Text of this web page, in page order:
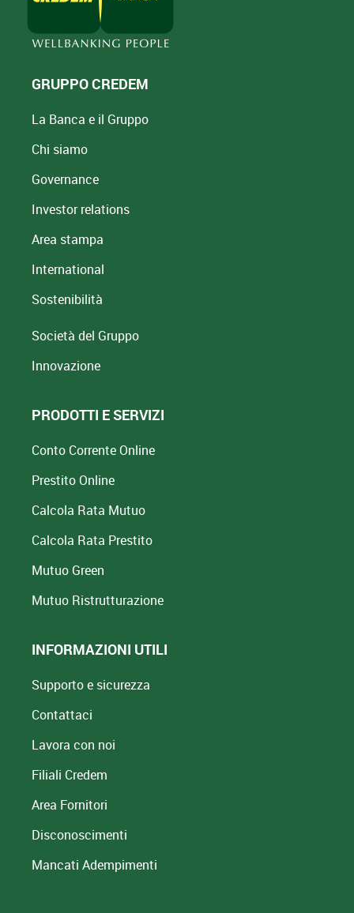
GRUPPO CREDEM
La Banca e il Gruppo
Chi siamo
Governance
Investor relations
Area stampa
International
Sostenibilità
Società del Gruppo
Innovazione
PRODOTTI E SERVIZI
Conto Corrente Online
Prestito Online
Calcola Rata Mutuo
Calcola Rata Prestito
Mutuo Green
Mutuo Ristrutturazione
INFORMAZIONI UTILI
Supporto e sicurezza
Contattaci
Lavora con noi
Filiali Credem
Area Fornitori
Disconoscimenti
Mancati Adempimenti